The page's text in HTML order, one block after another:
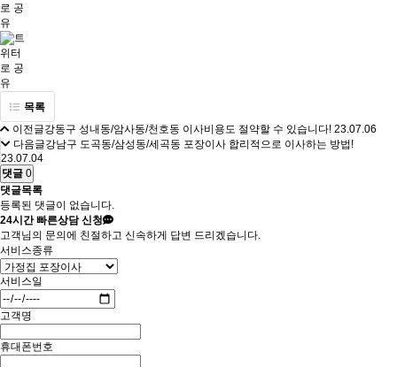
목록
이전글강동구 성내동/암사동/천호동 이사비용도 절약할 수 있습니다! 23.07.06
다음글강남구 도곡동/삼성동/세곡동 포장이사 합리적으로 이사하는 방법!
23.07.04
댓글 0
댓글목록
등록된 댓글이 없습니다.
24시간빠른상담 신청
고객님의 문의에 친절하고 신속하게 답변 드리겠습니다.
서비스종류
서비스일
고객명
휴대폰번호